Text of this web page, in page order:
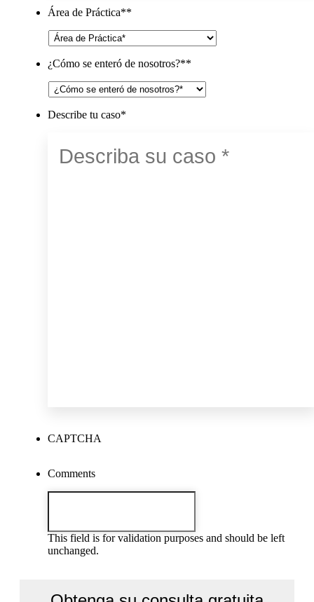
Área de Práctica**
¿Cómo se enteró de nosotros?**
Describe tu caso*
CAPTCHA
Comments
This field is for validation purposes and should be left
unchanged.